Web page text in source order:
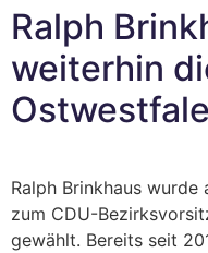
Ralph
weiterhin
Ralph Brinkhaus
zum CDU-
gewählt. Bereits seit